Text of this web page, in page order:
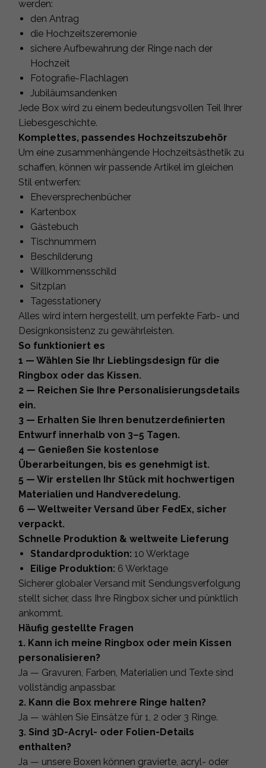
werden:
den Antrag
die Hochzeitszeremonie
sichere Aufbewahrung der Ringe nach der
Hochzeit
Fotografie-Flachlagen
Jubiläumsandenken
Jede Box wird zu einem bedeutungsvollen Teil Ihrer
Liebesgeschichte.
Komplettes, passendes Hochzeitszubehör
Um eine zusammenhängende Hochzeitsästhetik zu
schaffen, können wir passende Artikel im gleichen
Stil entwerfen:
Eheversprechenbücher
Kartenbox
Gästebuch
Tischnummern
Beschilderung
Willkommensschild
Sitzplan
Tagesstationery
Alles wird intern hergestellt, um perfekte Farb- und
Designkonsistenz zu gewährleisten.
So funktioniert es
1 — Wählen Sie Ihr Lieblingsdesign für die
Ringbox oder das Kissen.
2 — Reichen Sie Ihre Personalisierungsdetails
ein.
3 — Erhalten Sie Ihren benutzerdefinierten
Entwurf innerhalb von 3–5 Tagen.
4 — Genießen Sie kostenlose
Überarbeitungen, bis es genehmigt ist.
5 — Wir erstellen Ihr Stück mit hochwertigen
Materialien und Handveredelung.
6 — Weltweiter Versand über FedEx, sicher
verpackt.
Schnelle Produktion & weltweite Lieferung
Standardproduktion: 10 Werktage
Eilige Produktion: 6 Werktage
Sicherer globaler Versand mit Sendungsverfolgung
stellt sicher, dass Ihre Ringbox sicher und pünktlich
ankommt.
Häufig gestellte Fragen
1. Kann ich meine Ringbox oder mein Kissen
personalisieren?
Ja — Gravuren, Farben, Materialien und Texte sind
vollständig anpassbar.
2. Kann die Box mehrere Ringe halten?
Ja — wählen Sie Einsätze für 1, 2 oder 3 Ringe.
3. Sind 3D-Acryl- oder Folien-Details
enthalten?
Ja — unsere Boxen können gravierte, acryl- oder